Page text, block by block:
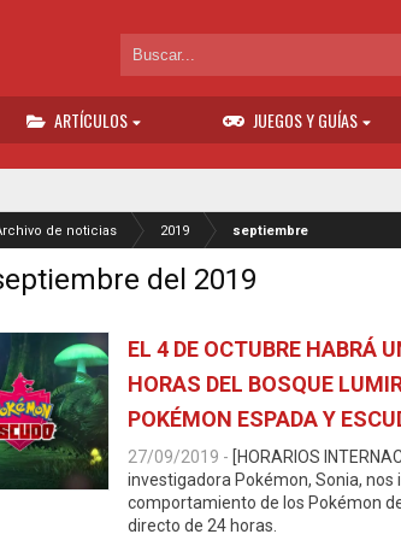
ARTÍCULOS JUEGOS Y GUÍAS
de noticias 2019 septiembre
del 2019
EL 4 DE OCTUBRE HABRÁ
HORAS DEL BOSQUE
POKÉMON ESPADA Y
27/09/2019 - [HORARIOS
investigadora Pokémon, Sonia, nos
comportamiento de los Pokémon
directo de 24 horas.